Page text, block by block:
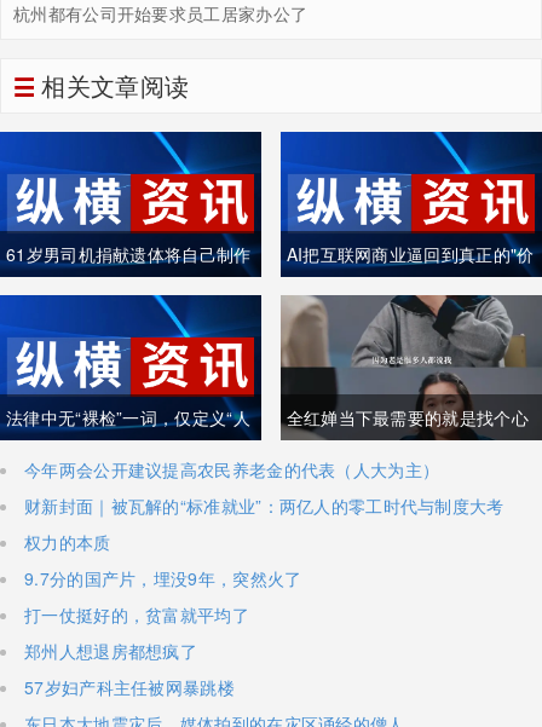
杭州都有公司开始要求员工居家办公了
相关文章阅读
61岁男司机捐献遗体将自己制作
成木乃伊
AI把互联网商业逼回到真正的"价
值创造"
法律中无“裸检”一词，仅定义“人
身检查”
全红婵当下最需要的就是找个心
理医生
今年两会公开建议提高农民养老金的代表（人大为主）
财新封面｜被瓦解的“标准就业”：两亿人的零工时代与制度大考
权力的本质
9.7分的国产片，埋没9年，突然火了
打一仗挺好的，贫富就平均了
郑州人想退房都想疯了
57岁妇产科主任被网暴跳楼